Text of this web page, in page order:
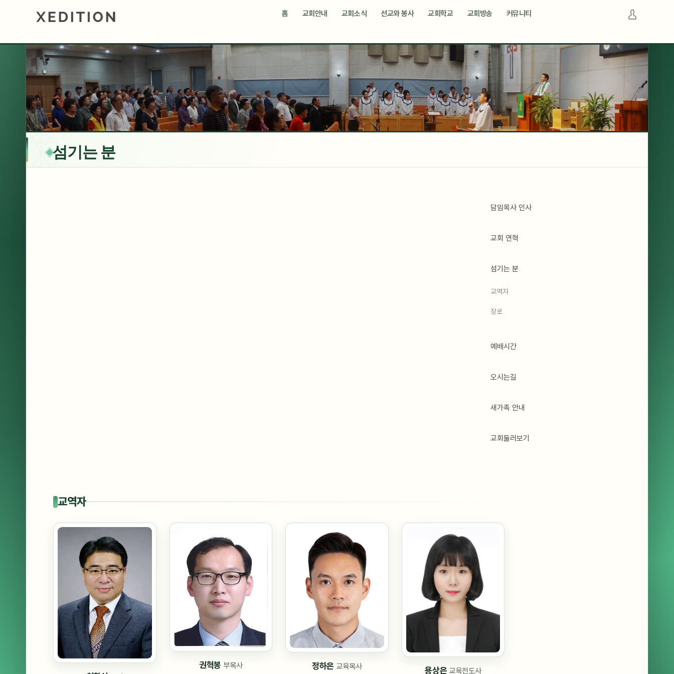
로그인
홈 교회안내 교회소식 선교와 봉사 교회학교 교회방송 커뮤니티
섬기는 분
담임목사 인사
교회 연혁
섬기는 분
교역자
장로
예배시간
오시는길
새가족 안내
교회둘러보기
교역자
권혁봉 부목사 정하은 교육목사 용상은 교육전도사